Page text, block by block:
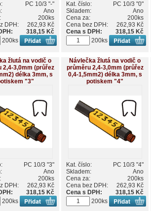
PC 10/3 "-"
Ano
200ks
DPH:
262,93 Kč
318,15 Kč
200ks
Kat. číslo:
PC 10/3 "0"
Skladem:
Ano
Cena za:
200ks
Cena bez DPH:
262,93 Kč
Cena s DPH:
318,15 Kč
200ks
žlutá na vodič o
2,4-3,0mm (průřez
délka 3mm, s
"3"
PC 10/3 "3"
Ano
200ks
DPH:
262,93 Kč
318,15 Kč
200ks
Návlečka žlutá na vodič o
průměru 2,4-3,0mm (průřez
0,4-1,5mm2) délka 3mm, s
potiskem "4"
Kat. číslo:
PC 10/3 "4"
Skladem:
Ano
Cena za:
200ks
Cena bez DPH:
262,93 Kč
Cena s DPH:
318,15 Kč
200ks